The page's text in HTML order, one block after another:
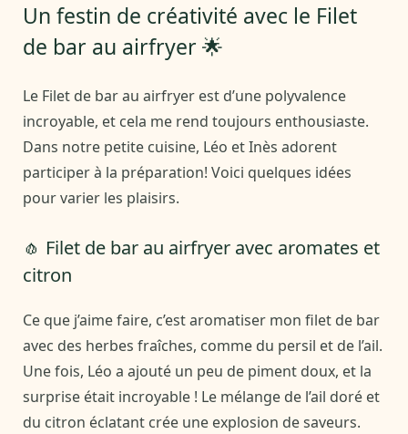
Un festin de créativité avec le Filet
de bar au airfryer 🌟
Le Filet de bar au airfryer est d’une polyvalence
incroyable, et cela me rend toujours enthousiaste.
Dans notre petite cuisine, Léo et Inès adorent
participer à la préparation! Voici quelques idées
pour varier les plaisirs.
🧄 Filet de bar au airfryer avec aromates et
citron
Ce que j’aime faire, c’est aromatiser mon filet de bar
avec des herbes fraîches, comme du persil et de l’ail.
Une fois, Léo a ajouté un peu de piment doux, et la
surprise était incroyable ! Le mélange de l’ail doré et
du citron éclatant crée une explosion de saveurs.